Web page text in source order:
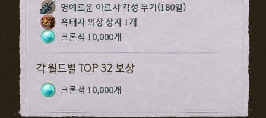
명예로운 아르샤 각성 무기(180일)​
흑태자 의상 상자 1개​
크론석 10,000개​
각 월드별 TOP 32 보상​
크론석 10,000개​